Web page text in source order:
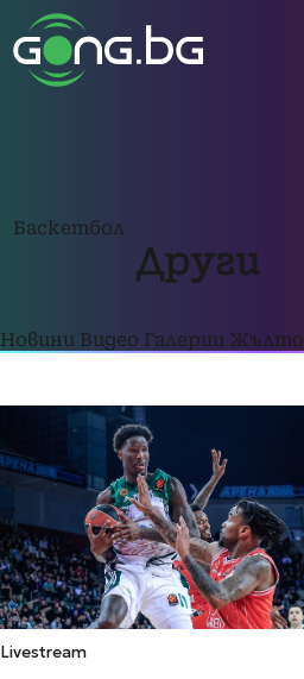
Баскетбол
Други
Новини Видео Галерии Жълто
Livestream